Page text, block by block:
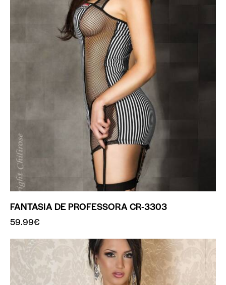
FANTASIA DE PROFESSORA CR-3303
59.99€